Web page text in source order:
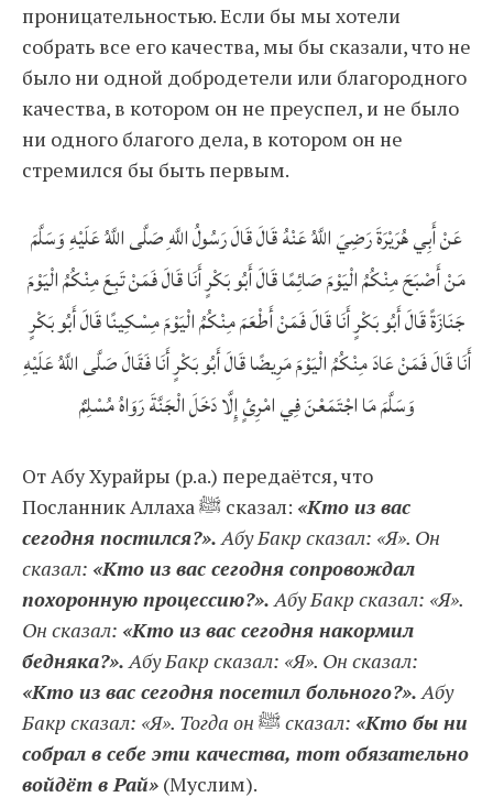
проницательностью. Если бы мы хотели
собрать все его качества, мы бы сказали, что не
было ни одной добродетели или благородного
качества, в котором он не преуспел, и не было
ни одного благого дела, в котором он не
стремился бы быть первым.
عَنْ أَبِي هُرَيْرَةَ رَضِيَ اللَّهُ عَنْهُ قَالَ قَالَ رَسُولُ اللَّهِ صَلَّى اللَّهُ عَلَيْهِ وَسَلَّمَ
مَنْ أَصْبَحَ مِنْكُمُ الْيَوْمَ صَائِمًا قَالَ أَبُو بَكْرٍ أَنَا قَالَ فَمَنْ تَبِعَ مِنْكُمُ الْيَوْمَ
جَنَازَةً قَالَ أَبُو بَكْرٍ أَنَا قَالَ فَمَنْ أَطْعَمَ مِنْكُمُ الْيَوْمَ مِسْكِينًا قَالَ أَبُو بَكْرٍ
أَنَا قَالَ فَمَنْ عَادَ مِنْكُمُ الْيَوْمَ مَرِيضًا قَالَ أَبُو بَكْرٍ أَنَا فَقَالَ صَلَّى اللَّهُ عَلَيْهِ
وَسَلَّمَ مَا اجْتَمَعْنَ فِي امْرِئٍ إِلَّا دَخَلَ الْجَنَّةَ رَوَاهُ مُسْلِمٌ
От Абу Хурайры (р.а.) передаётся, что
Посланник Аллаха ﷺ сказал: «Кто из вас
сегодня постился?». Абу Бакр сказал: «Я». Он
сказал: «Кто из вас сегодня сопровождал
похоронную процессию?». Абу Бакр сказал: «Я».
Он сказал: «Кто из вас сегодня накормил
бедняка?». Абу Бакр сказал: «Я». Он сказал:
«Кто из вас сегодня посетил больного?». Абу
Бакр сказал: «Я». Тогда он ﷺсказал: «Кто бы ни
собрал в себе эти качества, тот обязательно
войдёт в Рай» (Муслим).